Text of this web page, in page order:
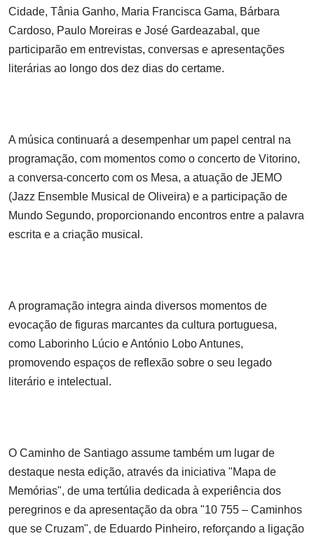
Cidade, Tânia Ganho, Maria Francisca Gama, Bárbara
Cardoso, Paulo Moreiras e José Gardeazabal, que
participarão em entrevistas, conversas e apresentações
literárias ao longo dos dez dias do certame.
A música continuará a desempenhar um papel central na
programação, com momentos como o concerto de Vitorino,
a conversa-concerto com os Mesa, a atuação de JEMO
(Jazz Ensemble Musical de Oliveira) e a participação de
Mundo Segundo, proporcionando encontros entre a palavra
escrita e a criação musical.
A programação integra ainda diversos momentos de
evocação de figuras marcantes da cultura portuguesa,
como Laborinho Lúcio e António Lobo Antunes,
promovendo espaços de reflexão sobre o seu legado
literário e intelectual.
O Caminho de Santiago assume também um lugar de
destaque nesta edição, através da iniciativa "Mapa de
Memórias", de uma tertúlia dedicada à experiência dos
peregrinos e da apresentação da obra "10 755 – Caminhos
que se Cruzam", de Eduardo Pinheiro, reforçando a ligação